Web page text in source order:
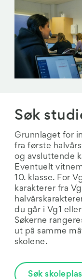
Søk
Grunnlaget for
fra første
og avsluttende
Eventuelt
10. klasse. For
karakterer fra
du går i Vg1
Søkerne
ut på samme
skolene.
Søk